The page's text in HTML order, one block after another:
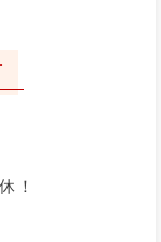
！